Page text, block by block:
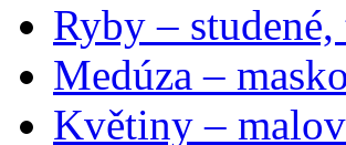
Ryby –
Medúza –
Květiny –